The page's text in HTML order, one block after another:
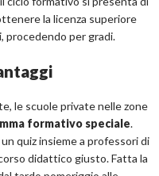
la licenza superiore
procedendo per gradi.
le scuole private nelle zone
formativo speciale.
quiz insieme a professori di
didattico giusto. Fatta la